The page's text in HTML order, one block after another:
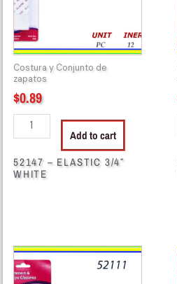
Costura y Conjunto de
zapatos
$0.89
quantity
Add to cart
52147 – ELASTIC 3/4″
WHITE
52111
-
SNAP